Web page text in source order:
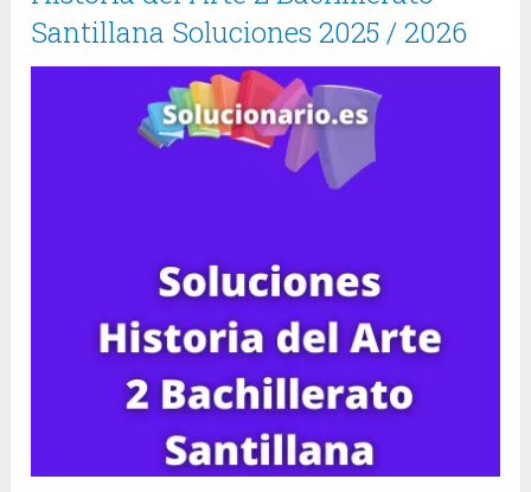
Santillana Soluciones 2025 / 2026